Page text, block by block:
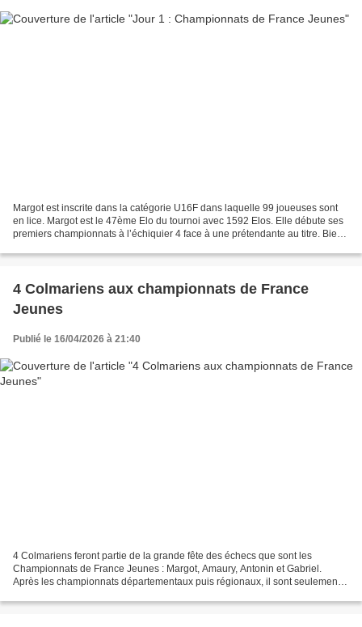
Margot est inscrite dans la catégorie U16F dans laquelle 99 joueuses sont
en lice. Margot est le 47ème Elo du tournoi avec 1592 Elos. Elle débute ses
premiers championnats à l’échiquier 4 face à une prétendante au titre. Bien
4 Colmariens aux championnats de France
Jeunes
Publié le 16/04/2026 à 21:40
4 Colmariens feront partie de la grande fête des échecs que sont les
Championnats de France Jeunes : Margot, Amaury, Antonin et Gabriel.
Après les championnats départementaux puis régionaux, il sont seulement 4